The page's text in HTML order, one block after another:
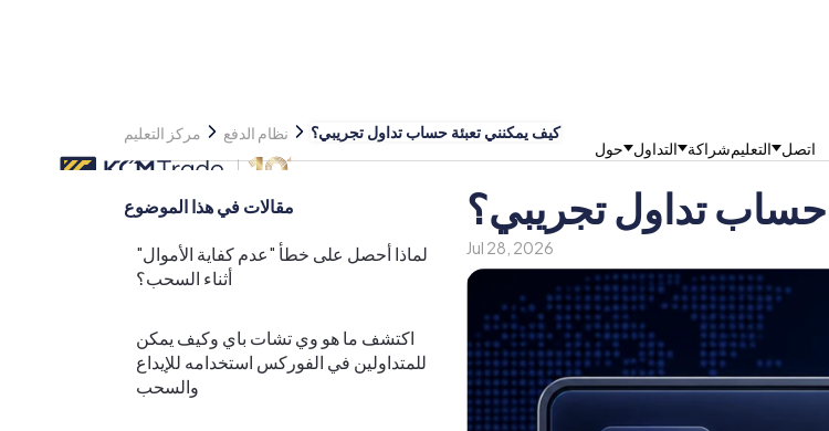
حول التداول شراكة التعليم اتصل
مركز التعليم نظام الدفع كيف يمكنني تعبئة حساب تداول تجريبي؟
مقالات في هذا الموضوع
لماذا أحصل على خطأ "عدم كفاية الأموال"
أثناء السحب؟
اكتشف ما هو وي تشات باي وكيف يمكن
للمتداولين في الفوركس استخدامه للإيداع
والسحب
حساب تداول تجريبي؟
Jul 28, 2026